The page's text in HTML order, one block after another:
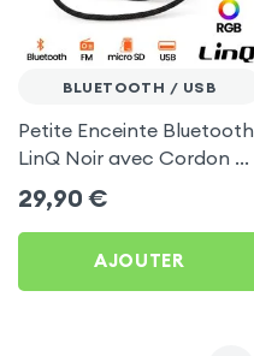
BLUETOOTH / USB
Petite Enceinte Bluetooth
LinQ Noir avec Cordon de
Transport
29,90 €
AJOUTER